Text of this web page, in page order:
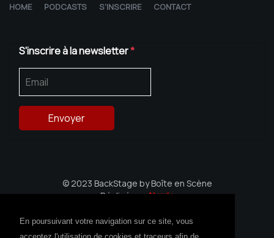
En poursuivant votre navigation sur ce site, vous
acceptez l'utilisation de cookies et traceurs afin de
HOME PODCASTS S'INSCRIRE CONTACT
S'inscrire à la newsletter*
© 2023 BackStage by Boîte en Scène
Réalisé parAlvaria